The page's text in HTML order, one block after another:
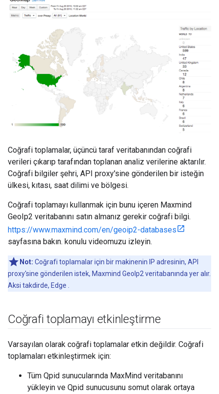
Coğrafi toplamalar, üçüncü taraf veritabanından coğrafi
verileri çıkarıp tarafından toplanan analiz verilerine aktarılır.
Coğrafi bilgiler şehri, API proxy'sine gönderilen bir isteğin
ülkesi, kıtası, saat dilimi ve bölgesi.
Coğrafi toplamayı kullanmak için bunu içeren Maxmind
GeoIp2 veritabanını satın almanız gerekir coğrafi bilgi.
https://www.maxmind.com/en/geoip2-databases
sayfasına bakın. konulu videomuzu izleyin.
Not: Coğrafi toplamalar için bir makinenin IP adresinin, API
proxy'sine gönderilen istek, Maxmind GeoIp2 veritabanında yer alır.
Aksi takdirde, Edge .
Coğrafi toplamayı etkinleştirme
Varsayılan olarak coğrafi toplamalar etkin değildir. Coğrafi
toplamaları etkinleştirmek için:
Tüm Qpid sunucularında MaxMind veritabanını
yükleyin ve Qpid sunucusunu somut olarak ortaya